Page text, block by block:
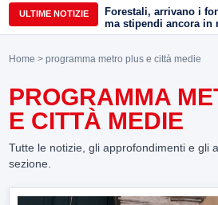
ULTIME NOTIZIE
Forestali, arrivano i
ma stipendi ancora in
più sostenibile”
Home > programma metro plus e città medie
PROGRAMMA
E CITTÀ MEDIE
Tutte le notizie, gli approfondimenti e gli
sezione.